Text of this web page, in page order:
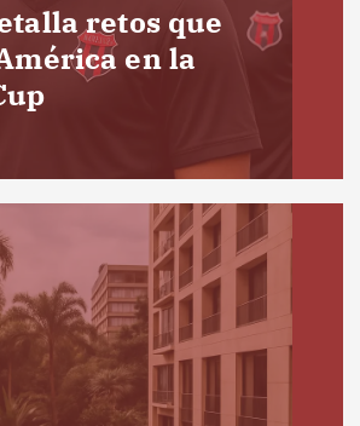
retos que
en la